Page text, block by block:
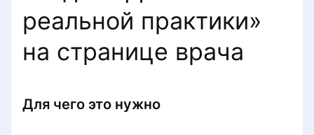
отзывов
юридической точки зрения
Как записаться на онлайн-
консультацию
Как отменить запись на приём в
реальной практики»
на странице врача
Для чего это нужно